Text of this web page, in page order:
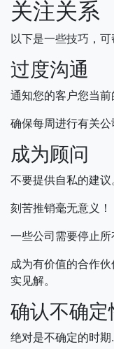
关注关系
以下是一些技巧，可
过度沟通
通知您的客户您当前
确保每周进行有关公
成为顾问
不要提供自私的建议
刻苦推销毫无意义！
一些公司需要停止所
成为有价值的合作
实见解。
确认不确定
绝对是不确定的时